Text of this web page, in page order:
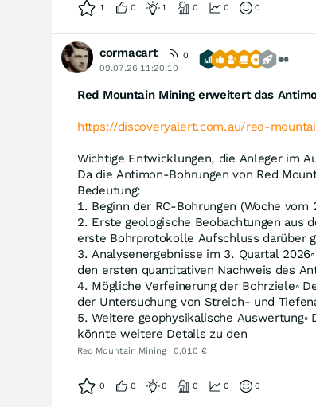
1 0 1 0 0 0
cormacart
0
09.07.26 11:20:10
Red Mountain Mining erweitert das
https://discoveryalert.com.au/red-
Wichtige Entwicklungen, die Anleger im
Da die Antimon-Bohrungen von Red
Bedeutung:
1. Beginn der RC-Bohrungen (Woche
2. Erste geologische Beobachtungen aus
erste Bohrprotokolle Aufschluss darüber
3. Analysenergebnisse im 3. Quartal
den ersten quantitativen Nachweis des
4. Mögliche Verfeinerung der Bohrziele◦
der Untersuchung von Streich- und
5. Weitere geophysikalische
könnte weitere Details zu den
Red Mountain Mining | 0,010 €
0 0 0 0 0 0